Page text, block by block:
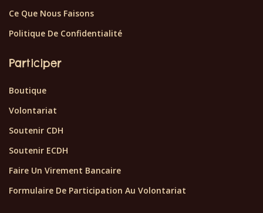
Ce Que Nous Faisons
Politique De Confidentialité
Participer
Boutique
Volontariat
Soutenir CDH
Soutenir ECDH
Faire Un Virement Bancaire
Formulaire De Participation Au Volontariat